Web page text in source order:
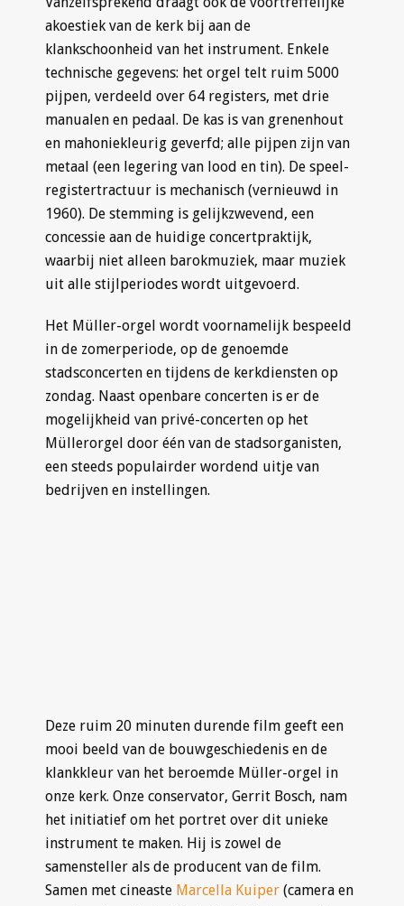
akoestiek van de kerk bij aan de
klankschoonheid van het instrument. Enkele
technische gegevens: het orgel telt ruim 5000
pijpen, verdeeld over 64 registers, met drie
manualen en pedaal. De kas is van grenenhout
en mahoniekleurig geverfd; alle pijpen zijn van
metaal (een legering van lood en tin). De speel-
registertractuur is mechanisch (vernieuwd in
1960). De stemming is gelijkzwevend, een
concessie aan de huidige concertpraktijk,
waarbij niet alleen barokmuziek, maar muziek
uit alle stijlperiodes wordt uitgevoerd.
Het Müller-orgel wordt voornamelijk bespeeld
in de zomerperiode, op de genoemde
stadsconcerten en tijdens de kerkdiensten op
zondag. Naast openbare concerten is er de
mogelijkheid van privé-concerten op het
Müllerorgel door één van de stadsorganisten,
een steeds populairder wordend uitje van
bedrijven en instellingen.
Deze ruim 20 minuten durende film geeft een
mooi beeld van de bouwgeschiedenis en de
klankkleur van het beroemde Müller-orgel in
onze kerk. Onze conservator, Gerrit Bosch, nam
het initiatief om het portret over dit unieke
instrument te maken. Hij is zowel de
samensteller als de producent van de film.
Samen met cineaste Marcella Kuiper (camera en